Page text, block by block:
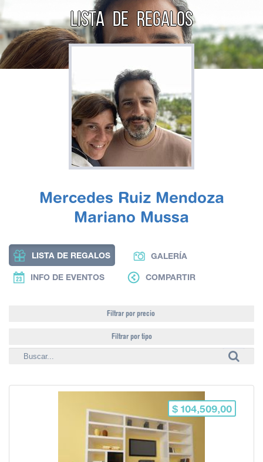
LISTA DE REGALOS
Mercedes Ruiz Mendoza
Mariano Mussa
LISTA DE REGALOS GALERÍA
INFO DE EVENTOS COMPARTIR
Filtrar por precio
Filtrar por tipo
$ 104,509,00